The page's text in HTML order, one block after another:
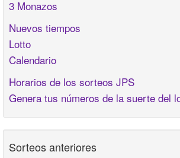
3 Monazos
Nuevos tiempos
Lotto
Calendario
Horarios de los sorteos JPS
Genera tus números de la suerte del
Sorteos anteriores